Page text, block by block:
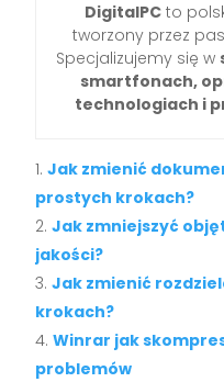
DigitalPCto
tworzony przez
Specjalizujemy się w
smartfonach,
technologiach i
Jak zmienić
prostych krokach?
Jak zmniejszyć
jakości?
Jak zmienić
krokach?
Winrar jak
problemów